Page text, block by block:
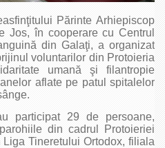
Părinte Arhiepiscop
Jos, în cooperare cu Centrul
din Galaţi, a organizat
voluntarilor din Protoieria
umană şi filantropie
aflate pe patul spitalelor
participat 29 de persoane,
din cadrul Protoieriei
Tineretului Ortodox, filiala